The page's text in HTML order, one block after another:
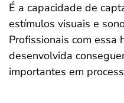
É a capacidade de
estímulos visuais e
Profissionais com essa
desenvolvida
importantes em